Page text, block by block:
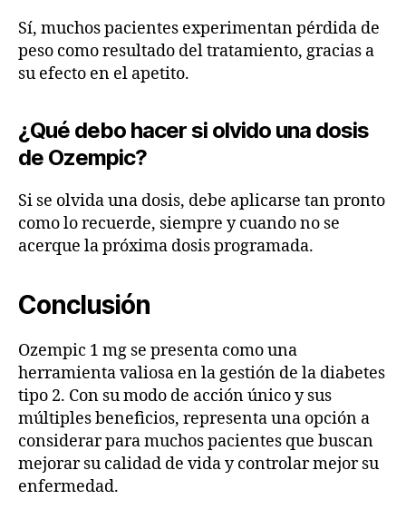
Sí, muchos pacientes experimentan pérdida de
peso como resultado del tratamiento, gracias a
su efecto en el apetito.
¿Qué debo hacer si olvido una dosis
de Ozempic?
Si se olvida una dosis, debe aplicarse tan pronto
como lo recuerde, siempre y cuando no se
acerque la próxima dosis programada.
Conclusión
Ozempic 1 mg se presenta como una
herramienta valiosa en la gestión de la diabetes
tipo 2. Con su modo de acción único y sus
múltiples beneficios, representa una opción a
considerar para muchos pacientes que buscan
mejorar su calidad de vida y controlar mejor su
enfermedad.